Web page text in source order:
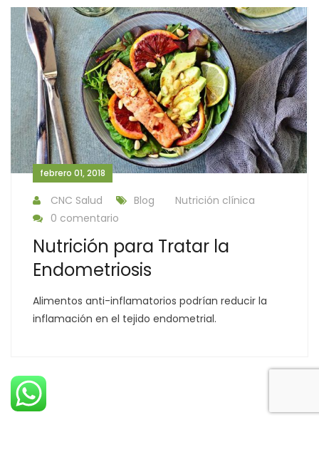
febrero 01, 2018
CNC Salud Blog
Nutrición clínica
0 comentario
Nutrición para Tratar la
Endometriosis
Alimentos anti-inflamatorios podrían reducir la
inflamación en el tejido endometrial.